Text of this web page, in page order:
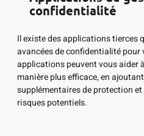
confidentialité
Il existe des applications
avancées de confidentialité
applications peuvent vous aider
manière plus efficace, en
supplémentaires de protection
risques potentiels.